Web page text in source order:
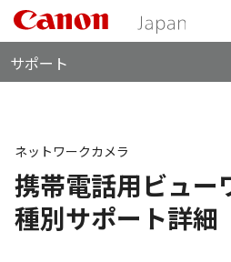
サポート
携帯電話用ビュー
種別サポート詳細
ネットワークカメラ